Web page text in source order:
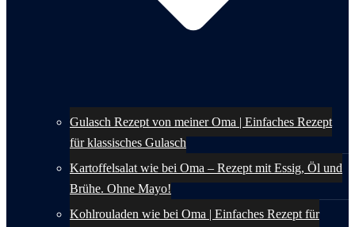
Gulasch Rezept von meiner Oma | Einfaches Rezept
für klassisches Gulasch
Kartoffelsalat wie bei Oma – Rezept mit Essig, Öl und
Brühe. Ohne Mayo!
Kohlrouladen wie bei Oma | Einfaches Rezept für